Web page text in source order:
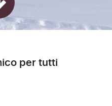
per tutti